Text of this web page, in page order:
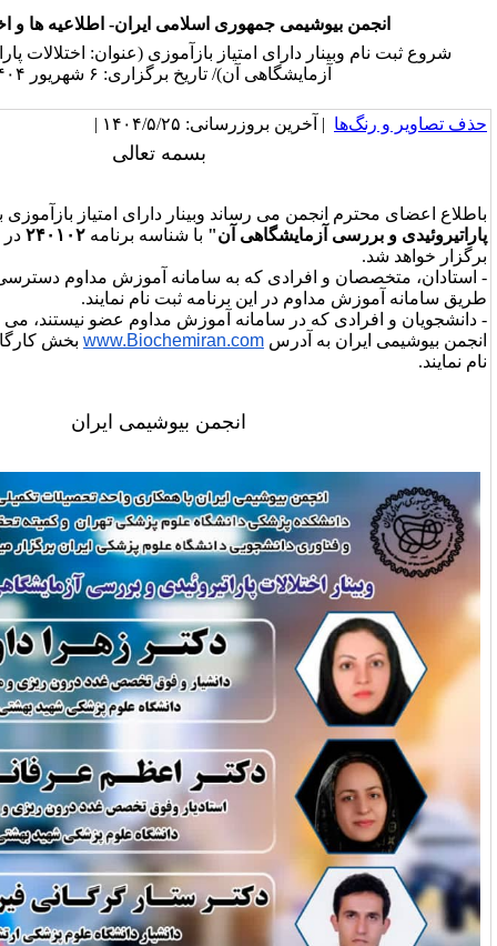
جمهوری اسلامی ایران- اطلاعیه ها و اخبار انجمن
دارای امتیاز بازآموزی (عنوان: اختلالات پاراتیروئیدی و بررسی
آن)/ تاریخ برگزاری: ۶ شهریور ۱۴۰۴
بروزرسانی: ۱۴۰۴/۵/۲۵ |
می رساند وبینار دارای امتیاز بازآموزی با عنوان "اختلالات
آن"با شناسه برنامه۲۴۰۱۰۲ در تاریخ ۶ شهریور ۱۴۰۴
که به سامانه آموزش مداوم دسترسی دارند، میتوانند از
در این برنامه ثبت نام نمایند.
در سامانه آموزش مداوم عضو نیستند، می توانند از طریق سایت
آدرس www.Biochemiran.comبخش کارگاه ها در این برنامه ثبت